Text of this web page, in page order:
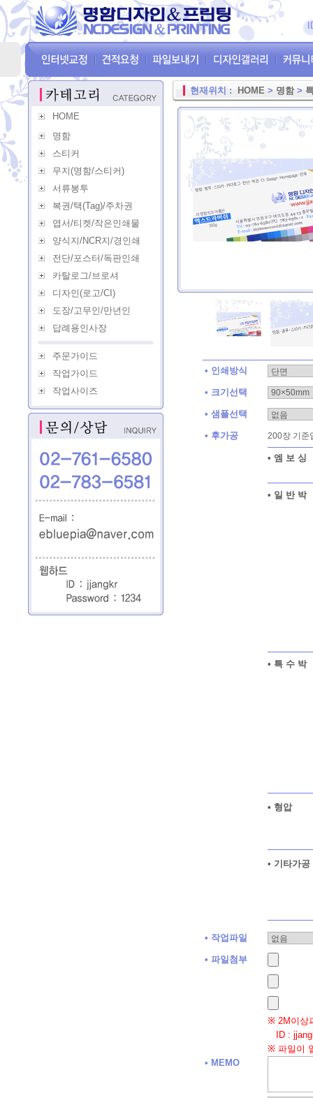
HOME
명함
스티커
무지(명함/스티커)
서류봉투
복권/택(Tag)/주차권
엽서/티켓/작은인쇄물
양식지/NCR지/경인쇄
전단/포스터/독판인쇄
카탈로그/브로셔
디자인(로고/CI)
도장/고무인/만년인
답례용인사장
주문가이드
작업가이드
작업사이즈
현재위치 : HOME > 명함>
• 인쇄방식
• 크기선택
• 샘플선택
• 후가공 200장 기준
• 엠 보 싱
• 일 반 박
• 특 수 박
• 형압
• 기타가공
• 작업파일
• 파일첨부
※ 2M이상
ID :
※ 파일이
• MEMO